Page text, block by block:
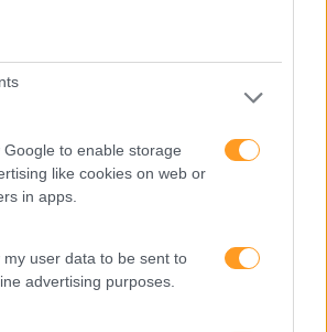
Google to enable storage
like cookies on web or
in apps.
my user data to be sent to
advertising purposes.
e aumentar a
com base em
e os dados
pensamento